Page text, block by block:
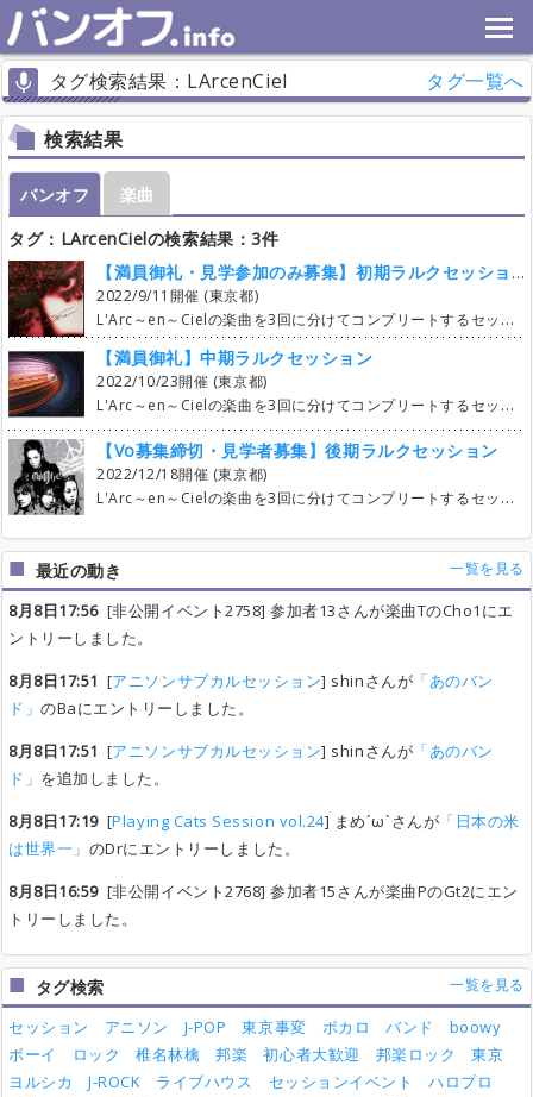
タグ検索結果：LArcenCiel タグ一覧へ
検索結果
バンオフ
楽曲
タグ：LArcenCielの検索結果：3件
【満員御礼・見学参加のみ募集】初期ラルクセッション
2022/9/11開催 (東京都)
L'Arc～en～Cielの楽曲を3回に分けてコンプリートするセッションを開催します。 1回目は初期です。アルバムDUNE前～Trueの時期に発表された曲+αで計51曲演奏します。 見学希望者はシステム上エントリーできないので感じのシンジか参加者にお知り合いの方がいればその方にDMで見学希望を伝えてください。 セットリストはこちら https://docs.google.com/spreadsheets/d/1gHsbpfVhE-ypnMKvdb6ftqGl24mAme_GtlFFJ9z5VK4/edit#gid=0 楽器隊については機材転換なしでセッションを進行するため演奏者を固定させていただきます。 Guitar: Jun @larclub_com Bass: ゆず @yuzmanjyu Drums: rikihiro @rikihiro_13 Keyborad: シンジ @baka__shinji__ Other: にゃべ @nybe_LArcfan ※Voエントリーします Voさんは1人3曲歌っていただく想定ですのでVoパート先着で17名のみ募集します。 楽器隊の募集はありません。（参加したかった方申し訳ないです） 【日時】2022年9月11日（日） 11:50～18:00 ※参加されるVoさんは上記の時間帯遅刻早退なしの前提で参加表明お願いします。 アルバムの曲順通り演奏しますのでタイムテーブルが既に決まっています。 タイムテーブルの変更要望は受付できませんのでそれを踏まえた上で参加表明お願いします。 【場所】 サウンドスタジオ 中野ノア Cst https://www.studionoah.jp/nakano/ ↓進行についての随時お知らせアカウント @baka__shinji__ （主催の個人アカウントです） 幹事はTwitterのフォローリクエストを行っております（進行上必要性のあるDMをお送りする場合がございます） 【参加費】 2,500～3,000円 ※前提として主催者が赤字にならない参加費で予算を組ませていただきます。 やむを得ない事情のキャンセルが発生しやすい世情ですので参加費の変動幅を持たせていただきます。 【エントリーについて】 7月6日（水） 21時～ Vo参加表明開始 7月13日(水） 21時～Vo1曲目エントリー開始 7月20日(水) 21時～Vo2曲目エントリー開始 7月27日(水) 21時～Vo3曲目エントリー開始 8月3日(水) 21時～Choエントリー 1人3曲まで制限解除 8月10日(水) 21時～Choエントリー 曲数無制限解除 【感染症対策のガイドラインと、参加者各位へのお願い】 ・歌唱中を除きマスクをご着用ください。歌唱中はマスクを外していただいてOKです。 ・感染症対策からボーカルマイクは持ち込みOKです。 会場のマイクを使用した際には転換時に消毒、拭き取りを行ってください。 【注意事項】 ・セッション当日にツイキャス、You Tubeリアルタイム配信行います。映ってもOKな方のみご参加願います。 ・セッション終了後は参加者さんに振り返り用の動画URLリンクを個別連絡します。外部に向けてのアーカイブ配信は行いません。 ・全曲、曲指定のセッションです。Vo参加者さんは曲追加をしないでください。曲追加は幹事側で作業いたします。 ・歌詞の閲覧OKとします。ただしスマホ・タブレット見ながらの閲覧はご遠慮ください。 歌詞閲覧するのであれば紙などに書き写してきてください。覚えてきていただいたほうが楽しく演奏できますよ♪ ・曲の始まり方、終わり方迷わないように曲のバージョンを必ずご確認ください。 ・開催近くのキャンセルは、キャンセル料金をお支払い頂く場合がございます。 ・忘れ物、落し物、お荷物の紛失および貴重品の管理は各位自己責任です。 ・繰り返しの説明となりますがアルバム順に演奏するため遅刻・早退なし前提での参加でお願いします。 ・ビジネス勧誘目的・ナンパ目的でのご参加はご遠慮ください。 ・過去に他参加者とのトラブルがあった方は参加をお断りさせていただく場合があります。 ・見学参加は無料ですが上限10名までとさせていただきます。 ・お知り合いで見学者の方を連れてくる際はご一報ください。 【打ち上げ】 打ち上げ実施＆場所は検討中です。 後日案内させていただきます。 【次回開催日程ご案内】 10月23日(日） 中期ラルクセッション(HEART～REAL) 12月18日(日） 後期ラルクセッション(SMILE以降） 後日募集開始です。こちらもご参加お待ちしてます！
【満員御礼】中期ラルクセッション
2022/10/23開催 (東京都)
L'Arc～en～Cielの楽曲を3回に分けてコンプリートするセッションを開催します。 2回目は中期です。アルバムHEART前～REALの時期に発表された曲で計45曲演奏します。 見学希望者はシステム上エントリーできないので感じのシンジか参加者にお知り合いの方がいればその方にDMで見学希望を伝えてください。 セットリストはこちら https://docs.google.com/spreadsheets/d/1wIHwTPk8PyuyrCrU3Aoer2mjyOsIkEyen6HPB_TSiMY/edit#gid=0 楽器隊については機材転換なしでセッションを進行するため演奏者を固定させていただきます。 Guitar: Jun @larclub_com Bass: ゆず @yuzmanjyu Drums: rikihiro @rikihiro_13 Keyborad: シンジ @baka__shinji__ Other: にゃべ @nybe_LArcfan ※Voエントリーします Voさんは1人3曲歌っていただく想定ですのでVoパート先着で15名のみ募集します。 楽器隊の募集はありません。（参加したかった方申し訳ないです） 【日時】2022年10月23日（日） 11:50～18:00 ※参加されるVoさんは上記の時間帯遅刻早退なしの前提で参加表明お願いします。 (やむを得ず遅刻早退となる場合は事前に幹事へ相談願います。) アルバムの曲順通り演奏しますのでタイムテーブルが既に決まっています。タイムテーブルの変更要望は受付できませんのでそれを踏まえた上で参加表明お願いします。 【場所】 サウンドスタジオ 高田馬場ノア Cst https://www.studionoah.jp/baba/ ↓進行についての随時お知らせアカウント @baka__shinji__ （主催の個人アカウントです） 幹事はTwitterのフォローリクエストを行っております（進行上必要性のあるDMをお送りする場合がございます） 【参加費】 2,500～3,000円 ※前提として主催者が赤字にならない参加費で予算を組ませていただきます。 やむを得ない事情のキャンセルが発生しやすい世情ですので参加費の変動幅を持たせていただきます。 【エントリーについて】 8月17日（水） 21時～ Vo参加表明開始 8月24日(水） 21時～Vo1曲目エントリー開始 8月31日(水) 21時～Vo2曲目エントリー開始 9月7日(水) 21時～Vo3曲目エントリー開始 9月14日(水) 21時～Choエントリー 1人3曲まで制限解除 9月21日(水) 21時～Choエントリー 曲数無制限解除 【感染症対策のガイドラインと、参加者各位へのお願い】 ・歌唱中を除きマスクをご着用ください。歌唱中はマスクを外していただいてOKです。 ・感染症対策からボーカルマイクは持ち込みOKです。 会場のマイクを使用した際には転換時に消毒、拭き取りを行ってください。 【注意事項】 ・セッション当日にツイキャス、You Tubeリアルタイム配信行います。映ってもOKな方のみご参加願います。 ・セッション終了後は参加者さんに振り返り用の動画URLリンクを個別連絡します。外部に向けてのアーカイブ配信は行いません。 ・全曲、曲指定のセッションです。Vo参加者さんは曲追加をしないでください。曲追加は幹事側で作業いたします。 ・歌詞の閲覧OKとします。ただしスマホ・タブレット見ながらの閲覧はご遠慮ください。 歌詞閲覧するのであれば紙などに書き写してきてください。覚えてきていただいたほうが楽しく演奏できますよ♪ ・曲の始まり方、終わり方迷わないように曲のバージョンを必ずご確認ください。 ・開催近くのキャンセルは、キャンセル料金をお支払い頂く場合がございます。 ・忘れ物、落し物、お荷物の紛失および貴重品の管理は各位自己責任です。 ・繰り返しの説明となりますがアルバム順に演奏するため遅刻・早退なし前提での参加でお願いします。 ・ビジネス勧誘目的・ナンパ目的でのご参加はご遠慮ください。 ・過去に他参加者とのトラブルがあった方は参加をお断りさせていただく場合があります。 ・見学参加は無料ですが上限10名までとさせていただきます。 ・お知り合いで見学者の方を連れてくる際はご一報ください。 【打ち上げ】 打ち上げ実施＆場所は検討中です。 後日案内させていただきます。 【次回開催日程ご案内】 12月18日(日） 後期ラルクセッション(SMILE以降） 後日募集開始です。こちらもご参加お待ちしてます！
【Vo募集締切・見学者募集】後期ラルクセッション
2022/12/18開催 (東京都)
L'Arc～en～Cielの楽曲を3回に分けてコンプリートするセッション！いよいよ3回目は後期です。アルバムSMILE以降に発表された曲＆LIVEで演奏されたバージョンの曲で計54曲演奏します。 見学希望者はシステム上エントリーできないので感じのシンジか参加者にお知り合いの方がいればその方にDMで見学希望を伝えてください。 セットリストはこちら https://docs.google.com/spreadsheets/d/1wpEy-jGeA7QxAs7LzwCsnsobtCpSBFiH8KSK1iv4VjY/edit#gid=0 楽器隊については機材転換なしでセッションを進行するため演奏者を固定させていただきます。 Guitar: Jun @larclub_com Bass: ゆず @yuzmanjyu Drums: rikihiro @rikihiro_13 Keyborad: シンジ @baka__shinji__ Other: にゃべ @nybe_LArcfan ※Voエントリーします Voさんは1人3曲歌っていただく想定ですのでVoパート先着で18名のみ募集します。 楽器隊の募集はありません。（参加したかった方申し訳ないです） 【日時】2022年12月18日（日） 11:50～19:00 ※参加されるVoさんは上記の時間帯遅刻早退なしの前提で参加表明お願いします。 (やむを得ず遅刻早退となる場合は事前に幹事へ相談願います。) アルバムの曲順通り演奏しますのでタイムテーブルが既に決まっています。タイムテーブルの変更要望は受付できませんのでそれを踏まえた上で参加表明お願いします。 【場所】 サウンドスタジオ 高田馬場ノア Cst https://www.studionoah.jp/baba/ ↓進行についての随時お知らせアカウント @baka__shinji__ （主催の個人アカウントです） 幹事はTwitterのフォローリクエストを行っております（進行上必要性のあるDMをお送りする場合がございます） 【参加費】 3,000円 【エントリーについて】 10月7日（金） 21時～ Vo参加表明開始 10月12日(水） 21時～Vo1曲目エントリー開始 10月19日(水) 21時～Vo2曲目エントリー開始 10月26日(水) 21時～Vo3曲目エントリー開始 11月2日(水) 21時～Choエントリー 1人3曲まで制限解除 11月9日(水) 21時～Choエントリー 曲数無制限解除 【感染症対策のガイドラインと、参加者各位へのお願い】 ・歌唱中を除きマスクをご着用ください。歌唱中はマスクを外していただいてOKです。 ・感染症対策からボーカルマイクは持ち込みOKです。 会場のマイクを使用した際には転換時に消毒、拭き取りを行ってください。 【注意事項】 ・セッション当日にツイキャスリアルタイム配信行います。映ってもOKな方のみご参加願います。 ・セッション終了後は参加者さんに振り返り用の動画URLリンクを個別連絡します。外部に向けてのアーカイブ配信は行いません。 ・全曲、曲指定のセッションです。Vo参加者さんは曲追加をしないでください。曲追加は幹事側で作業いたします。 ・歌詞の閲覧OKとします。ただしスマホ・タブレット見ながらの閲覧はご遠慮ください。 歌詞閲覧するのであれば紙などに書き写してきてください。覚えてきていただいたほうが楽しく演奏できますよ♪ ・曲の始まり方、終わり方迷わないように曲のバージョンを必ずご確認ください。 ・開催近くのキャンセルは、キャンセル料金をお支払い頂く場合がございます。 ・忘れ物、落し物、お荷物の紛失および貴重品の管理は各位自己責任です。 ・繰り返しの説明となりますがアルバム順に演奏するため遅刻・早退なし前提での参加でお願いします。 ・ビジネス勧誘目的・ナンパ目的でのご参加はご遠慮ください。 ・過去に他参加者とのトラブルがあった方は参加をお断りさせていただく場合があります。 ・見学参加は無料ですが上限10名までとさせていただきます。 ・お知り合いで見学者の方を連れてくる際はご一報ください。 【打ち上げ】 打ち上げ実施＆場所は検討中です。 後日案内させていただきます。
最近の動き 一覧を見る
8月8日17:56[非公開イベント2758] 参加者13さんが楽曲TのCho1にエ
ントリーしました。
8月8日17:51 [アニソンサブカルセッション] shinさんが 「あのバン
ド」のBaにエントリーしました。
8月8日17:51 [アニソンサブカルセッション] shinさんが 「あのバン
ド」 を追加しました。
8月8日17:19[Playing Cats Session vol.24] まめ´ω`さんが 「日本の米
は世界一」 のDrにエントリーしました。
8月8日16:59[非公開イベント2768] 参加者15さんが楽曲PのGt2にエン
トリーしました。
タグ検索 一覧を見る
セッション アニソン J-POP 東京事変 ボカロ バンド
boowy
ボーイ
ロック 椎名林檎 邦楽 初心者大歓迎 邦楽ロック
東京
ヨルシカ
J-ROCK ライブハウス セッションイベント
ハロプロ